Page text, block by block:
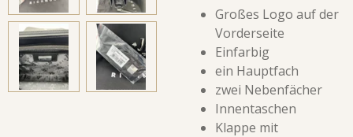
Großes Logo auf der
Vorderseite
Einfarbig
ein Hauptfach
zwei Nebenfächer
Innentaschen
Klappe mit